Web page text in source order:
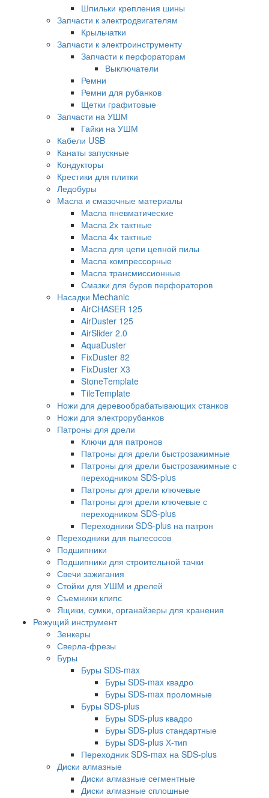
Шпильки крепления шины
Запчасти к электродвигателям
Крыльчатки
Запчасти к электроинструменту
Запчасти к перфораторам
Выключатели
Ремни
Ремни для рубанков
Щетки графитовые
Запчасти на УШМ
Гайки на УШМ
Кабели USB
Канаты запускные
Кондукторы
Крестики для плитки
Ледобуры
Масла и смазочные материалы
Масла пневматические
Масла 2х тактные
Масла 4х тактные
Масла для цепи цепной пилы
Масла компрессорные
Масла трансмиссионные
Смазки для буров перфораторов
Насадки Mechanic
AirCHASER 125
AirDuster 125
AirSlider 2.0
AquaDuster
FixDuster 82
FixDuster Х3
StoneTemplate
TileTemplate
Ножи для деревообрабатывающих станков
Ножи для электрорубанков
Патроны для дрели
Ключи для патронов
Патроны для дрели быстрозажимные
Патроны для дрели быстрозажимные с
переходником SDS-plus
Патроны для дрели ключевые
Патроны для дрели ключевые с
переходником SDS-plus
Переходники SDS-plus на патрон
Переходники для пылесосов
Подшипники
Подшипники для строительной тачки
Свечи зажигания
Стойки для УШМ и дрелей
Съемники клипс
Ящики, сумки, органайзеры для хранения
Режущий инструмент
Зенкеры
Сверла-фрезы
Буры
Буры SDS-max
Буры SDS-max квадро
Буры SDS-max проломные
Буры SDS-plus
Буры SDS-plus квадро
Буры SDS-plus стандартные
Буры SDS-plus Х-тип
Переходник SDS-max на SDS-plus
Диски алмазные
Диски алмазные сегментные
Диски алмазные сплошные